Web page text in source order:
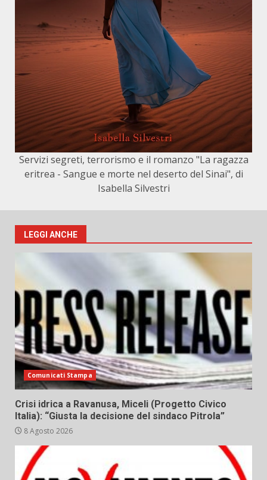
Servizi segreti, terrorismo e il romanzo "La ragazza
eritrea - Sangue e morte nel deserto del Sinai", di
Isabella Silvestri
LEGGI ANCHE
Comunicati Stampa
Crisi idrica a Ravanusa, Miceli (Progetto Civico
Italia): “Giusta la decisione del sindaco Pitrola”
8 Agosto 2026